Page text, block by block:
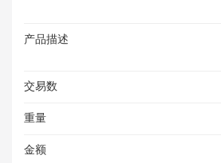
产品描述
交易数
重量
金额